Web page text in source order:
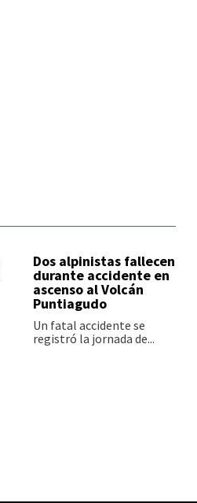
Dos alpinistas fallecen
durante accidente en
ascenso al Volcán
Puntiagudo
Un fatal accidente se
registró la jornada de...